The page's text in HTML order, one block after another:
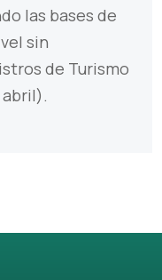
las bases de
sin
de Turismo